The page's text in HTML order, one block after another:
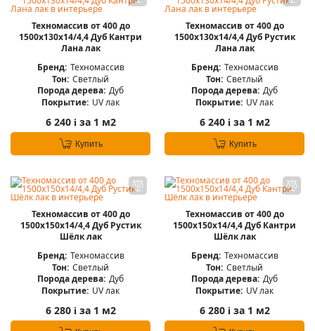
Техномассив от 400 до
1500х130х14/4,4 Дуб Кантри
Лана лак
Бренд: Техномассив
Тон: Светлый
Порода дерева: Дуб
Покрытие: UV лак
6 240 iза 1 м2
Купить
Техномассив от 400 до
1500х130х14/4,4 Дуб Рустик
Лана лак
Бренд: Техномассив
Тон: Светлый
Порода дерева: Дуб
Покрытие: UV лак
6 240 iза 1 м2
Купить
Техномассив от 400 до
1500х150х14/4,4 Дуб Рустик
Шёлк лак
Бренд: Техномассив
Тон: Светлый
Порода дерева: Дуб
Покрытие: UV лак
6 280 iза 1 м2
Техномассив от 400 до
1500х150х14/4,4 Дуб Кантри
Шёлк лак
Бренд: Техномассив
Тон: Светлый
Порода дерева: Дуб
Покрытие: UV лак
6 280 iза 1 м2